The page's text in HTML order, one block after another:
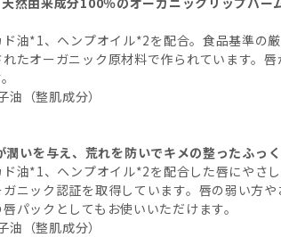
油*1、ヘンプオイル*2を配合。食品基準の
たオーガニック原材料で作られています。
（整肌成分）
いを与え、荒れを防いでキメの整ったふっ
油*1、ヘンプオイル*2を配合した唇にやさし
ニック認証を取得しています。唇の弱い方や
パックとしてもお使いいただけます。
（整肌成分）